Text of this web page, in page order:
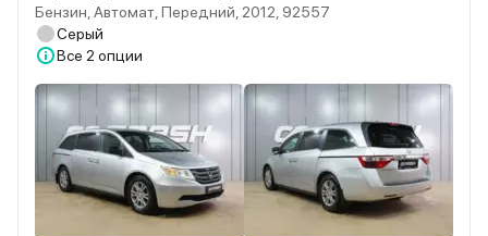
Бензин, Автомат, Передний, 2012, 92557
Серый
Все 2 опции